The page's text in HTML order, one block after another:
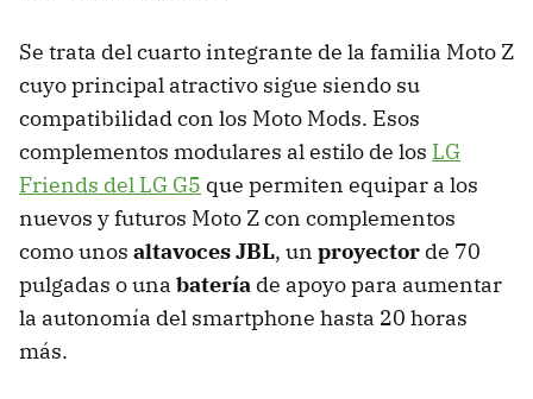
Se trata del cuarto integrante de la familia Moto Z
cuyo principal atractivo sigue siendo su
compatibilidad con los Moto Mods. Esos
complementos modulares al estilo de los LG
Friends del LG G5 que permiten equipar a los
nuevos y futuros Moto Z con complementos
como unos altavoces JBL, un proyector de 70
pulgadas o una batería de apoyo para aumentar
la autonomía del smartphone hasta 20 horas
más.